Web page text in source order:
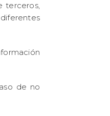
terceros,
de no